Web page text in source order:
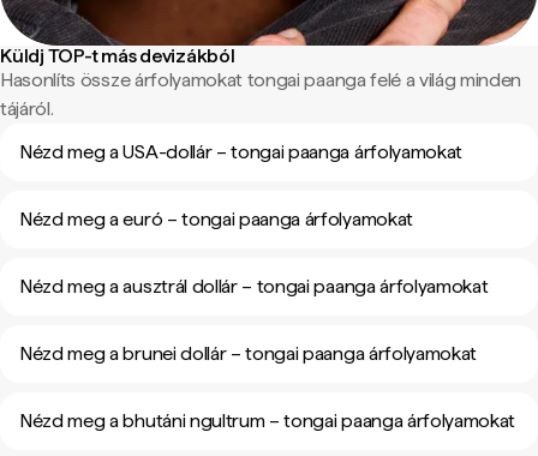
Küldj TOP-t más devizákból
Hasonlíts össze árfolyamokat tongai paanga felé a világ minden
tájáról.
Nézd meg a USA-dollár – tongai paanga árfolyamokat
Nézd meg a euró – tongai paanga árfolyamokat
Nézd meg a ausztrál dollár – tongai paanga árfolyamokat
Nézd meg a brunei dollár – tongai paanga árfolyamokat
Nézd meg a bhutáni ngultrum – tongai paanga árfolyamokat